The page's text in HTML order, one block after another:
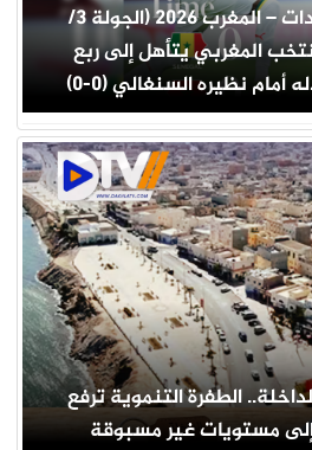
كأس إفريقيا للسيدات – المغرب 2026 (الجولة 3/
1).. المنتخب المغربي يتأهل إلى ربع
نظيره السنغالي (0-0)
الطفرة التنموية ترفع
إلى مستويات غير مسبوقة